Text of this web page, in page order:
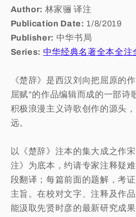
Author: 林家骊 译注
Publication Date: 1/8/2019
Publisher: 中华书局
Series: 中华经典名著全本全注
《楚辞》是西汉刘向把屈原的
屈赋”的作品编辑而成的一部诗
积极浪漫主义诗歌创作的源头
远。
以《楚辞》注本的集大成之作
注》为底本，约请专家注释疑
段翻译；每篇前面的题解，考
主旨。在校对文字、注释及作
能汲取先贤时彦的最新研究成